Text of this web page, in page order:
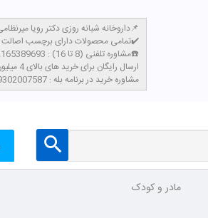
داروخانه شبانه روزی دکتر رویا میرنظامی📌
تمامی محصولات دارای برچسب اصالت کالا و سیب سلامت میباشند✔️
مشاوره تلفنی (8 تا 16) : 02165389693☎️
​ارسال رایگان برای خرید های بالای 4 میلیون تومان با پست پیشتاز
مشاوره خرید در برنامه بله : 09302007587
مادر و کودک